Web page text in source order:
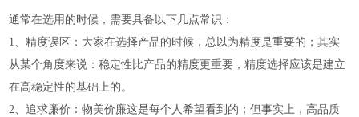
通常在选用的时候，需要具备以下几点常识：
1、精度误区：大家在选择产品的时候，总以为精度是重要的；其实
从某个角度来说：稳定性比产品的精度更重要，精度选择应该是建立
在高稳定性的基础上的。
2、追求廉价：物美价廉这是每个人希望看到的；但事实上，高品质